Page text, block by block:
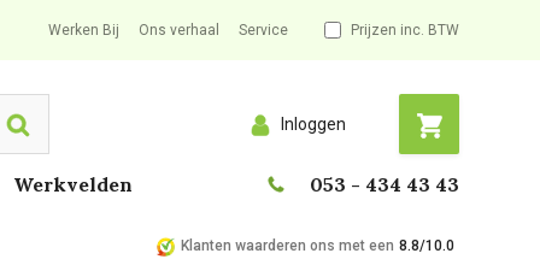
Werken Bij Ons verhaal Service Prijzen inc. BTW
Search Inloggen
Werkvelden 053 - 434 43 43
Klanten waarderen ons met een 8.8/10.0